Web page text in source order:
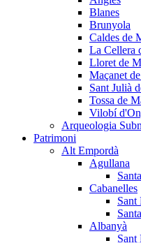
Blanes
Brunyola
Caldes de
La Cellera
Lloret de
Maçanet
Sant Julià
Tossa de
Vilobí
Arqueologia
Patrimoni
Alt Empordà
Agullana
Cabanelles
Sant
Albanyà
Sant